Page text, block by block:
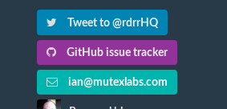
Tweet to @rdrrHQ
GitHub issue tracker
ian@mutexlabs.com